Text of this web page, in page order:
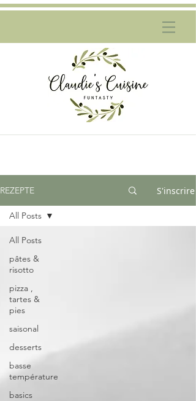
REZEPTE S'inscrire
All Posts
pâtes &
risotto
pizza ,
tartes &
pies
saisonal
desserts
basse
température
basics
All Posts